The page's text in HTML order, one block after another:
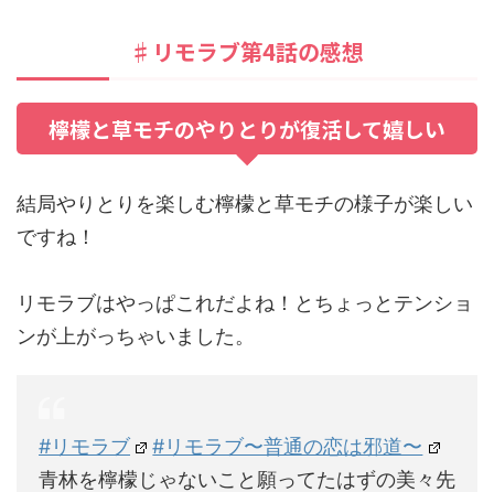
♯リモラブ第4話の感想
檸檬と草モチのやりとりが復活して嬉しい
結局やりとりを楽しむ檸檬と草モチの様子が楽しい
ですね！
リモラブはやっぱこれだよね！とちょっとテンショ
ンが上がっちゃいました。
#リモラブ
#リモラブ〜普通の恋は邪道〜
青林を檸檬じゃないこと願ってたはずの美々先